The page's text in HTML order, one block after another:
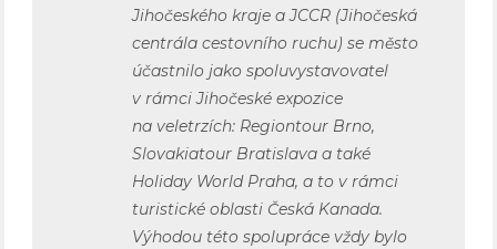
Jihočeského kraje a JCCR (Jihočeská
centrála cestovního ruchu) se město
účastnilo jako spoluvystavovatel
v rámci Jihočeské expozice
na veletrzích: Regiontour Brno,
Slovakiatour Bratislava a také
Holiday World Praha, a to v rámci
turistické oblasti Česká Kanada.
Výhodou této spolupráce vždy bylo